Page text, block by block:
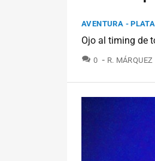
AVENTURA -
Ojo al timing de
0 COMENTARIOS
R. MÁRQUEZ